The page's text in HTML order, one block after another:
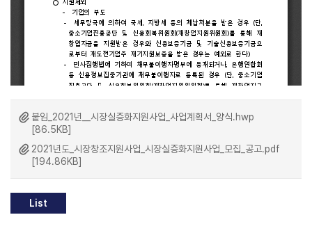
붙임_2021년__시장실증화지원사업_사업계획서_양식.hwp
[86.5KB]
2021년도_시장창조지원사업_시장실증화지원사업_모집_공고.pdf
[194.86KB]
List